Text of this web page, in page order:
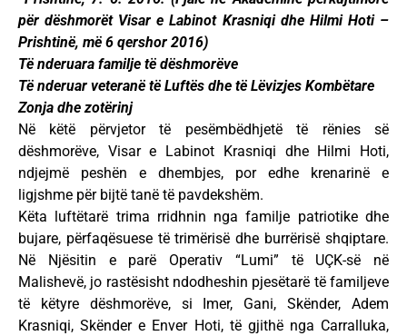
për dëshmorët Visar e Labinot Krasniqi dhe Hilmi Hoti –
Prishtinë, më 6 qershor 2016)
Të nderuara familje të dëshmorëve
Të nderuar veteranë të Luftës dhe të Lëvizjes Kombëtare
Zonja dhe zotërinj
Në këtë përvjetor të pesëmbëdhjetë të rënies së
dëshmorëve, Visar e Labinot Krasniqi dhe Hilmi Hoti,
ndjejmë peshën e dhembjes, por edhe krenarinë e
ligjshme për bijtë tanë të pavdekshëm.
Këta luftëtarë trima rridhnin nga familje patriotike dhe
bujare, përfaqësuese të trimërisë dhe burrërisë shqiptare.
Në Njësitin e parë Operativ “Lumi” të UÇK-së në
Malishevë, jo rastësisht ndodheshin pjesëtarë të familjeve
të këtyre dëshmorëve, si Imer, Gani, Skënder, Adem
Krasniqi, Skënder e Enver Hoti, të gjithë nga Carralluka,